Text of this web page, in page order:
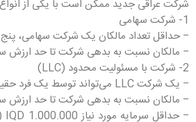
شرکت عراقی جدید ممکن است با یکی از
1- شرکت سهامی
– حداقل تعداد مالکان یک شرکت سهامی،
– مالکان نسبت به بدهی شرکت تا حد ارزش
2- شرکت با مسئولیت محدود (LLC)
– یک شرکت LLC می‌تواند توسط یک فرد حقیقی یا قانونی شکل بگیرد.
– مالکان نسبت به بدهی شرکت تا حد ارزش